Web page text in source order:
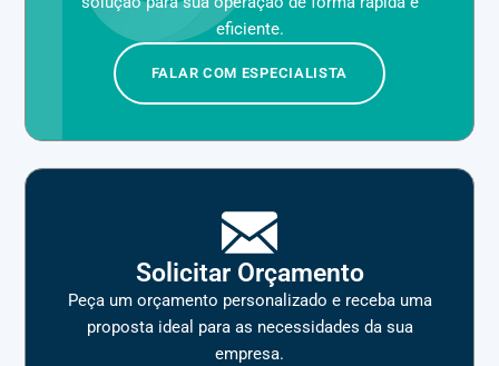
eficiente.
FALAR COM ESPECIALISTA
Solicitar Orçamento
Peça um orçamento personalizado e receba uma
proposta ideal para as necessidades da sua
empresa.